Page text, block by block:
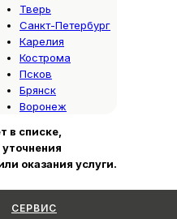
в списке,
оказания услуги.
Тверь
Санкт-Петербург
Карелия
Кострома
Псков
Брянск
Воронеж
СЕРВИС